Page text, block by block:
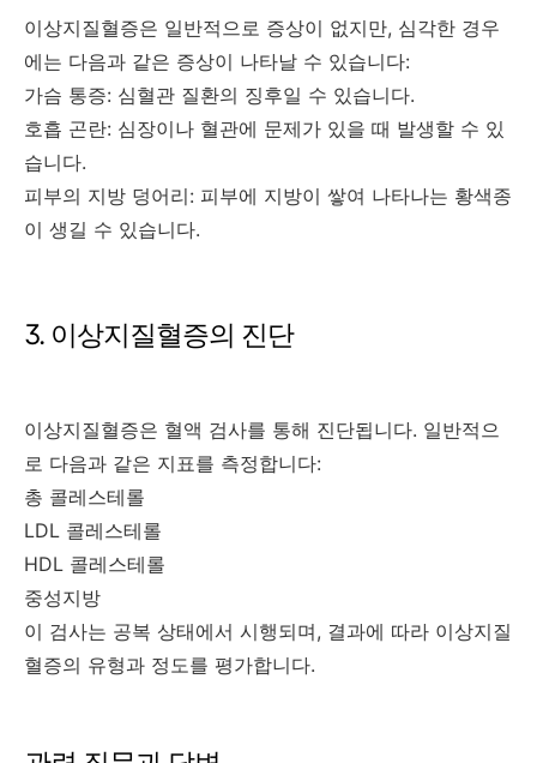
이상지질혈증은 일반적으로 증상이 없지만, 심각한 경우
에는 다음과 같은 증상이 나타날 수 있습니다:
가슴 통증: 심혈관 질환의 징후일 수 있습니다.
호흡 곤란: 심장이나 혈관에 문제가 있을 때 발생할 수 있
습니다.
피부의 지방 덩어리: 피부에 지방이 쌓여 나타나는 황색종
이 생길 수 있습니다.
3. 이상지질혈증의 진단
이상지질혈증은 혈액 검사를 통해 진단됩니다. 일반적으
로 다음과 같은 지표를 측정합니다:
총 콜레스테롤
LDL 콜레스테롤
HDL 콜레스테롤
중성지방
이 검사는 공복 상태에서 시행되며, 결과에 따라 이상지질
혈증의 유형과 정도를 평가합니다.